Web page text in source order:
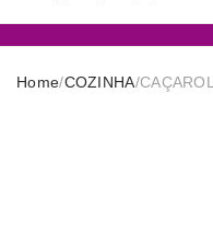
Home/COZINHA/